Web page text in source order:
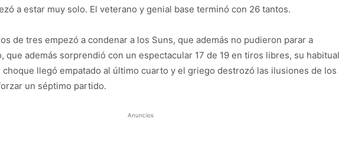
a estar muy solo. El veterano y genial base terminó con 26 tantos.
de tres empezó a condenar a los Suns, que además no pudieron parar a
que además sorprendió con un espectacular 17 de 19 en tiros libres, su habitual
choque llegó empatado al último cuarto y el griego destrozó las ilusiones de los
un séptimo partido.
Anuncios